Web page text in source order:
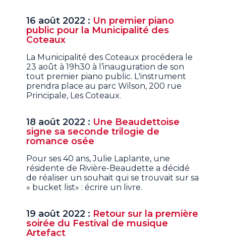
16 août 2022 : Un premier piano
public pour la Municipalité des
Coteaux
La Municipalité des Coteaux procédera le
23 août à 19h30 à l’inauguration de son
tout premier piano public. L'instrument
prendra place au parc Wilson, 200 rue
Principale, Les Coteaux.
18 août 2022 : Une Beaudettoise
signe sa seconde trilogie de
romance osée
Pour ses 40 ans, Julie Laplante, une
résidente de Rivière-Beaudette a décidé
de réaliser un souhait qui se trouvait sur sa
« bucket list» : écrire un livre.
19 août 2022 : Retour sur la première
soirée du Festival de musique
Artefact